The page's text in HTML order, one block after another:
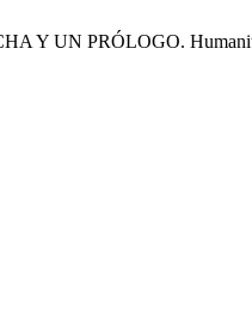
UN PRÓLOGO.